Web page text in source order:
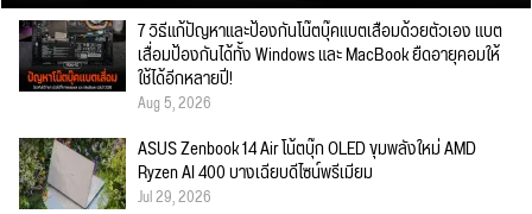
7 วิธีแก้ปัญหาและป้องกันโน๊ตบุ๊คแบตเสื่อมด้วยตัวเอง แบต
เสื่อมป้องกันได้ทั้ง Windows และ MacBook ยืดอายุคอมให้
ใช้ได้อีกหลายปี!
Aug 5, 2026
ASUS Zenbook 14 Air โน้ตบุ๊ก OLED ขุมพลังใหม่ AMD
Ryzen AI 400 บางเฉียบดีไซน์พรีเมียม
Jul 29, 2026